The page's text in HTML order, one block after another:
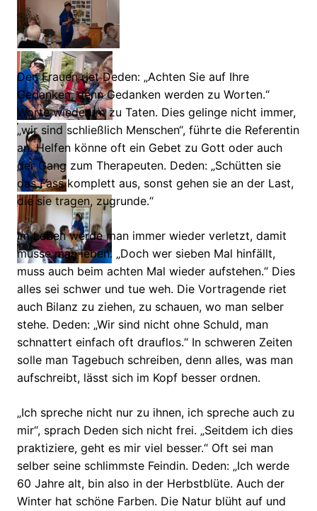
Den Frauen riet Deden: „Achten Sie auf Ihre
Gedanken, denn Gedanken werden zu Worten.“
Worte wiederum zu Taten. Dies gelinge nicht immer,
„wir sind schließlich Menschen“, führte die Referentin
an. Helfen könne oft ein Gebet zu Gott oder auch
der Gang zum Therapeuten. Deden: „Schütten sie
das Fass komplett aus, sonst gehen sie an der Last,
die sie tragen, zugrunde.“
Im Leben werde man immer wieder verletzt, damit
müsse man leben. „Doch wer sieben Mal hinfällt,
muss auch beim achten Mal wieder aufstehen.“ Dies
alles sei schwer und tue weh. Die Vortragende riet
auch Bilanz zu ziehen, zu schauen, wo man selber
stehe. Deden: „Wir sind nicht ohne Schuld, man
schnattert einfach oft drauflos.“ In schweren Zeiten
solle man Tagebuch schreiben, denn alles, was man
aufschreibt, lässt sich im Kopf besser ordnen.
„Ich spreche nicht nur zu ihnen, ich spreche auch zu
mir“, sprach Deden sich nicht frei. „Seitdem ich dies
praktiziere, geht es mir viel besser.“ Oft sei man
selber seine schlimmste Feindin. Deden: „Ich werde
60 Jahre alt, bin also in der Herbstblüte. Auch der
Winter hat schöne Farben. Die Natur blüht auf und